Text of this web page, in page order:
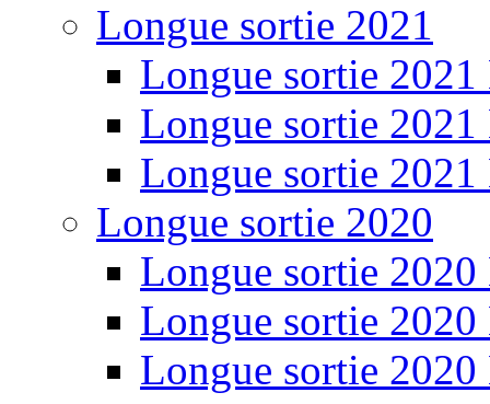
Longue sortie 2021
Longue sortie 2021
Longue sortie 2021
Longue sortie 2021
Longue sortie 2020
Longue sortie 2020
Longue sortie 2020
Longue sortie 2020